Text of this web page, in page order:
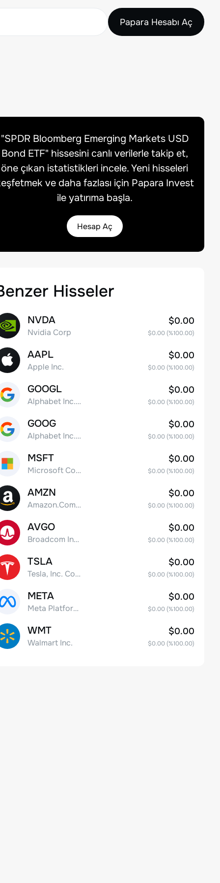
Papara Hesabı Aç
"SPDR Bloomberg Emerging Markets USD
Bond ETF" hissesini canlı verilerle takip et,
öne çıkan istatistikleri incele. Yeni hisseleri
ve daha fazlası için Papara Invest
ile yatırıma başla.
Hesap Aç
Hisseler
NVDA
Nvidia Corp
$0.00
$0.00(%100.00)
AAPL
Apple Inc.
$0.00
$0.00(%100.00)
GOOGL
Alphabet Inc. Class A Common Stock
$0.00
$0.00(%100.00)
GOOG
Alphabet Inc. Class C Capital Stock
$0.00
$0.00(%100.00)
MSFT
Microsoft Corp
$0.00
$0.00(%100.00)
AMZN
Amazon.Com Inc
$0.00
$0.00(%100.00)
AVGO
Broadcom Inc. Common Stock
$0.00
$0.00(%100.00)
TSLA
Tesla, Inc. Common Stock
$0.00
$0.00(%100.00)
META
Meta Platforms, Inc. Class A Common Stock
$0.00
$0.00(%100.00)
WMT
Walmart Inc.
$0.00
$0.00(%100.00)